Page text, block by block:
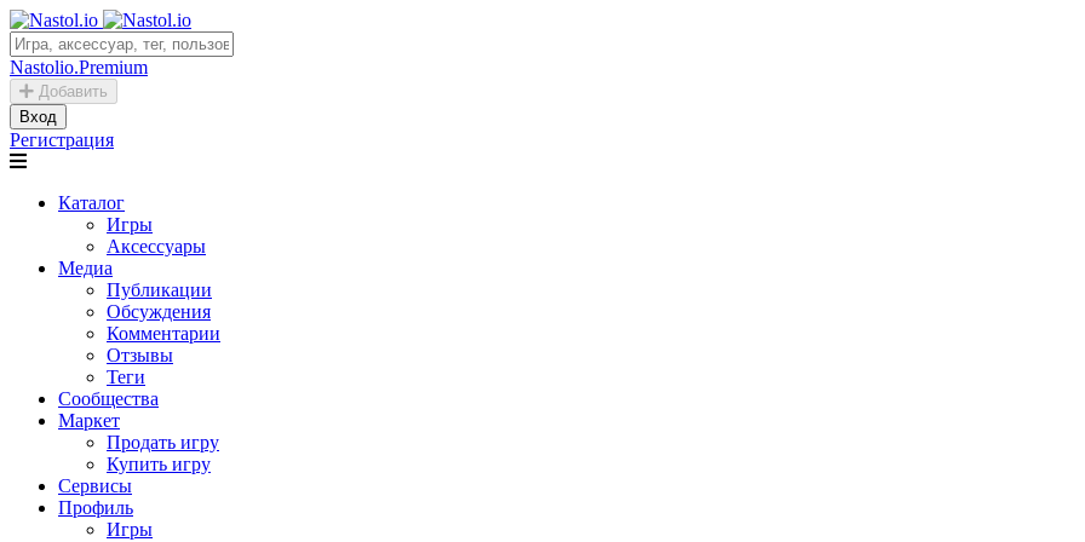
Nastolio.Premium
Добавить
Вход
Регистрация
Каталог
Игры
Аксессуары
Медиа
Публикации
Обсуждения
Комментарии
Отзывы
Теги
Сообщества
Маркет
Продать игру
Купить игру
Сервисы
Профиль
Игры